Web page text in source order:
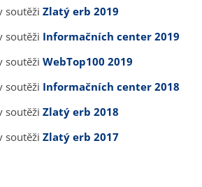
soutěži Zlatý erb 2019
soutěži Informačních center 2019
soutěži WebTop100 2019
soutěži Informačních center 2018
soutěži Zlatý erb 2018
soutěži Zlatý erb 2017